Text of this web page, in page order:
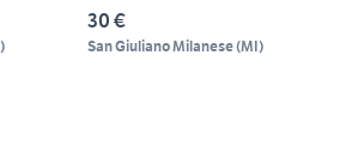
)
30 €
San Giuliano Milanese(MI)